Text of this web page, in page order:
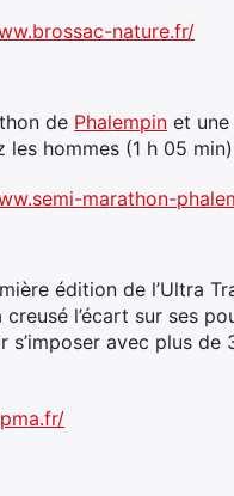
nature.fr/
de Phalempin et
hommes (1 h 05
marathon-
édition de l’Ultra
l’écart sur ses
avec plus de